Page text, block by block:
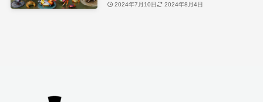
2024年7月10日 2024年8月4日